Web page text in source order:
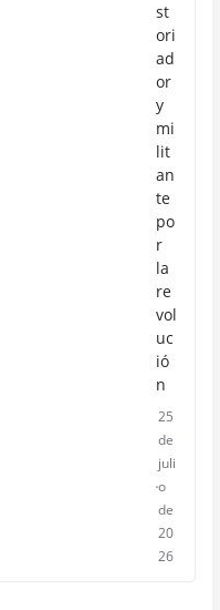
st
ori
ad
or
y
mi
lit
an
te
po
r
la
re
vol
uc
ió
n
25
de
juli
o
de
20
26